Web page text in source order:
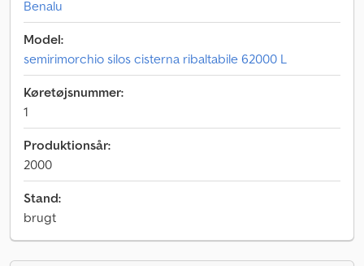
Benalu
Model:
semirimorchio silos cisterna ribaltabile 62000 L
Køretøjsnummer:
1
Produktionsår:
2000
Stand:
brugt